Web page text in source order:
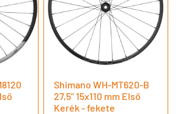
Shimano WH-MT620-B
27,5" 15x110 mm Első
Kerék - fekete